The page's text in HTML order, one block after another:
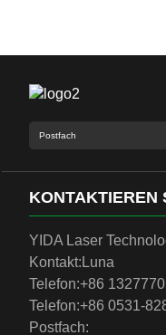
Japan
KONTAKTIEREN
YIDA Laser
Kontakt: Luna
Telefon:+86
Telefon:+86 0531-
Postfach: